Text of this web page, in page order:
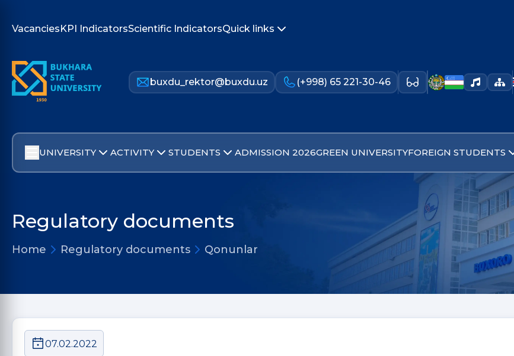
VacanciesKPI IndicatorsScientific IndicatorsQuick links
buxdu_rektor@buxdu.uz (+998) 65 221-30-46
UNIVERSITY ACTIVITY STUDENTS ADMISSION 2026GREEN UNIVERSITYFOREIGN STUDENTS
Regulatory documents
Home Regulatory documents Qonunlar
07.02.2022